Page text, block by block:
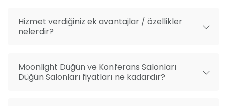
Hizmet verdiğiniz ek avantajlar / özellikler
nelerdir?
Moonlight Düğün ve Konferans Salonları
Düğün Salonları fiyatları ne kadardır?